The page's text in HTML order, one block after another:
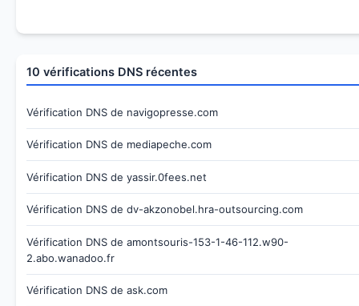
10 vérifications DNS récentes
Vérification DNS de navigopresse.com
Vérification DNS de mediapeche.com
Vérification DNS de yassir.0fees.net
Vérification DNS de dv-akzonobel.hra-outsourcing.com
Vérification DNS de amontsouris-153-1-46-112.w90-
2.abo.wanadoo.fr
Vérification DNS de ask.com